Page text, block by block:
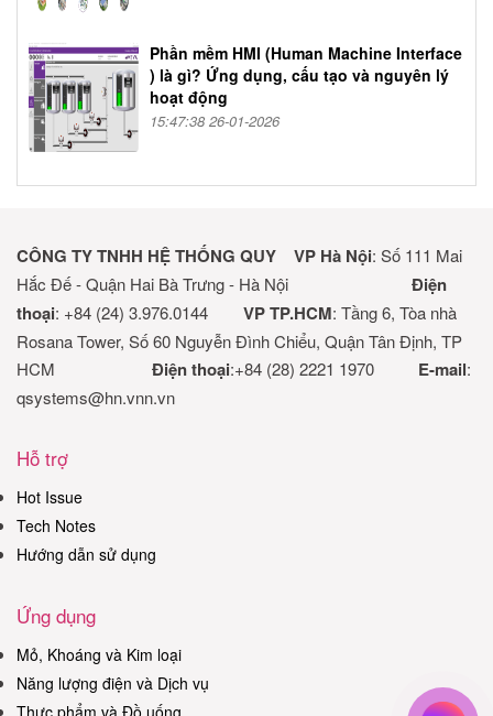
Phần mềm HMI (Human Machine Interface
) là gì? Ứng dụng, cấu tạo và nguyên lý
hoạt động
15:47:38 26-01-2026
CÔNG TY TNHH HỆ THỐNG QUY VP Hà Nội: Số 111 Mai
Hắc Đế - Quận Hai Bà Trưng - Hà Nội Điện
thoại: +84 (24) 3.976.0144 VP TP.HCM: Tầng 6, Tòa nhà
Rosana Tower, Số 60 Nguyễn Đình Chiểu, Quận Tân Định, TP
HCM Điện thoại:+84 (28) 2221 1970 E-mail:
qsystems@hn.vnn.vn
Hỗ trợ
Hot Issue
Tech Notes
Hướng dẫn sử dụng
Ứng dụng
Mỏ, Khoáng và Kim loại
Năng lượng điện và Dịch vụ